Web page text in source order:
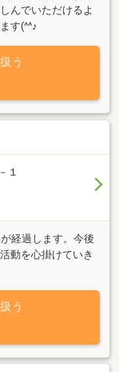
んでいただけるよ
す(^^♪
う
１
経過します。今後
動を心掛けていき
う